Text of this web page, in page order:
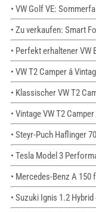
• VW Golf VE:
• Zu verkaufen: Smart
• Perfekt erhaltener VW
• VW T2 Camper â
• Klassischer VW T2
• Vintage VW T2
• Steyr-Puch Haflinger
• Tesla Model 3
• Mercedes-Benz A 150
• Suzuki Ignis 1.2 Hybrid